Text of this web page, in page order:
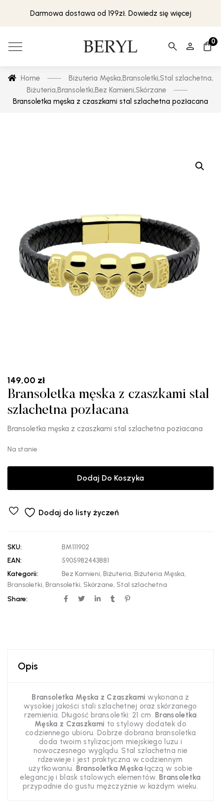
Darmowa dostawa od 199zł. Dowiedz się więcej
0
Home Biżuteria Męska,Bransoletki,Stal szlachetna,
Biżuteria,Bransoletki,Bez Kamieni,Skórzane
Bransoletka męska z czaszkami stal szlachetna pozłacana
149,00 zł
Bransoletka męska z czaszkami stal
szlachetna pozłacana
Bransoletka męska z czaszkami stal szlachetna pozłacana
Na stanie
Dodaj Do Koszyka
Dodaj do listy życzeń
SKU:
BM111902
EAN:
5905982443881
Kategorii:
Bez Kamieni, Biżuteria, Biżuteria Męska,
Bransoletki, Bransoletki, Skórzane, Stal szlachetna
Share:
Opis
Bransoletka Męska z Czaszkami wykonana z
wysokiej jakości stali szlachetnej oraz skórzanego
rzemienia. Długość bransoletki: 21 cm. Bransoletka
Męska z Czaszkami to stylowy dodatek do
codziennego ubioru. Dobrze dobrana bransoletka
doda twoim stylizacjom miejskiego luzu i
nowoczesnego wyglądu. Stal szlachetna nie
rdzewieje i jest praktyczna w codziennym
użytkowaniu. Bransoletka Męskałączą w sobie
elegancję i blask stalowych elementów. Bransoletka
przypadnie do gustu mężczyźnie w każdym wieku.